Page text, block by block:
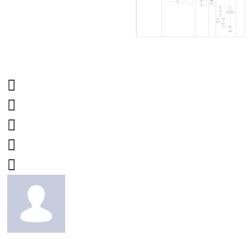




